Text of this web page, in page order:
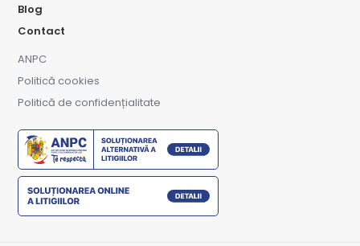
Blog
Contact
ANPC
Politică cookies
Politică de confidențialitate